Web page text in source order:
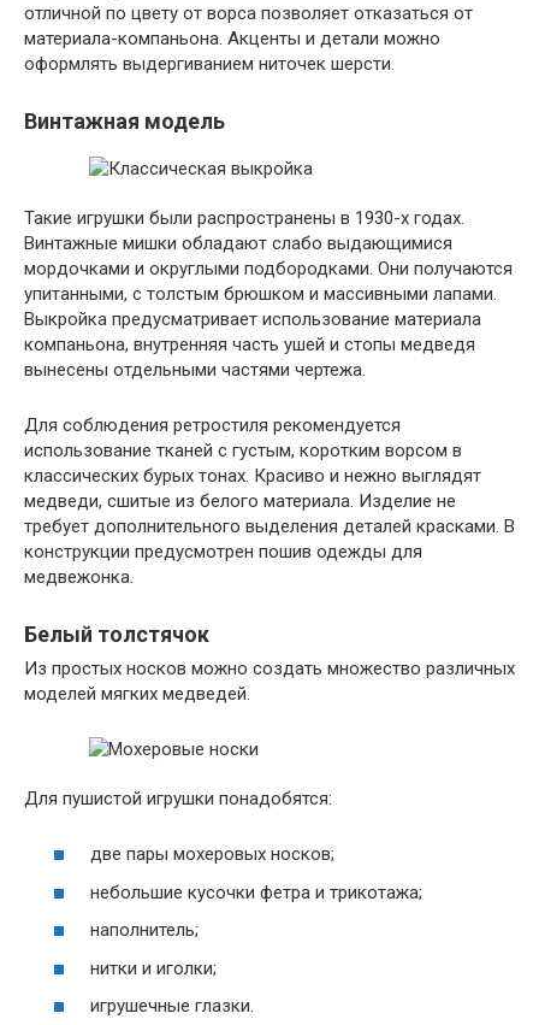
отличной по цвету от ворса позволяет отказаться от
материала-компаньона. Акценты и детали можно
оформлять выдергиванием ниточек шерсти.
Винтажная модель
Такие игрушки были распространены в 1930-х годах.
Винтажные мишки обладают слабо выдающимися
мордочками и округлыми подбородками. Они получаются
упитанными, с толстым брюшком и массивными лапами.
Выкройка предусматривает использование материала
компаньона, внутренняя часть ушей и стопы медведя
вынесены отдельными частями чертежа.
Для соблюдения ретростиля рекомендуется
использование тканей с густым, коротким ворсом в
классических бурых тонах. Красиво и нежно выглядят
медведи, сшитые из белого материала. Изделие не
требует дополнительного выделения деталей красками. В
конструкции предусмотрен пошив одежды для
медвежонка.
Белый толстячок
Из простых носков можно создать множество различных
моделей мягких медведей.
Для пушистой игрушки понадобятся:
две пары мохеровых носков;
небольшие кусочки фетра и трикотажа;
наполнитель;
нитки и иголки;
игрушечные глазки.